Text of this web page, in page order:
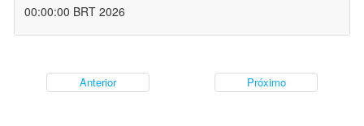
00:00:00 BRT 2026
Anterior Próximo